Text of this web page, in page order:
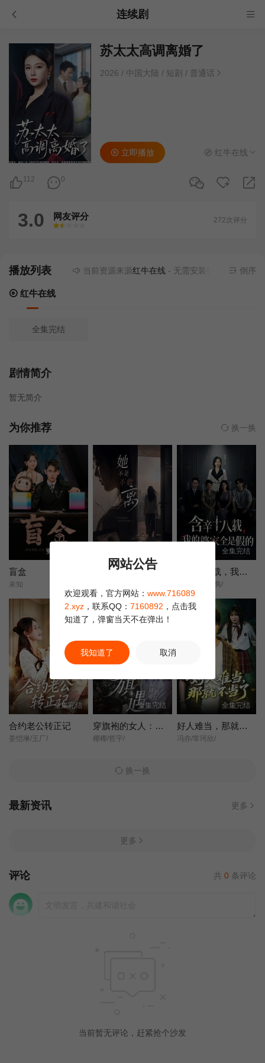
连续剧
苏太太高调离婚了
2026 / 中国大陆 / 短剧 / 普通话
112 0
立即播放 红牛在线
3.0 网友评分
很差
较差还行推荐力荐
272次评分
播放列表 当前资源来源红牛在线- 无需安装任何插件 倒序
红牛在线
全集完结
剧情简介
暂无简介
为你推荐 换一换
更新第13集
盲盒
未知
她不是不敢离
全集完结
含辛十八载，我的婆家全是假的
张耀尹/伍京隽/
全集完结
合约老公转正记
姜恺琳/王厂/
全集完结
穿旗袍的女人：旗遇
椰椰/哲宇/
全集完结
好人难当，那就不当了
冯亦/常珂欣/
换一换
最新资讯 更多
更多
评论 共 0 条评论
当前暂无评论，赶紧抢个沙发
网站公告
欢迎观看，官方网站： www.716089
2.xyz ，联系QQ： 7160892 ，点击我
知道了，弹窗当天不在弹出！
我知道了 取消